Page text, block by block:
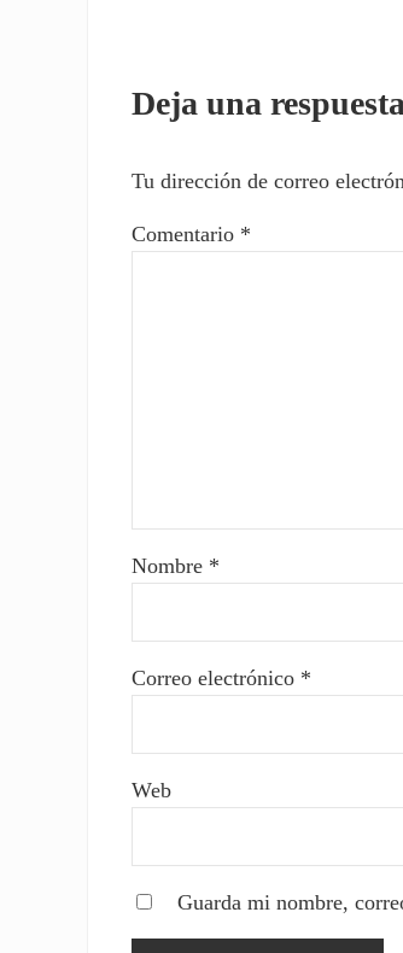
Deja una
Tu dirección de correo
Comentario *
Nombre *
Correo electrónico *
Web
Guarda mi nombre,